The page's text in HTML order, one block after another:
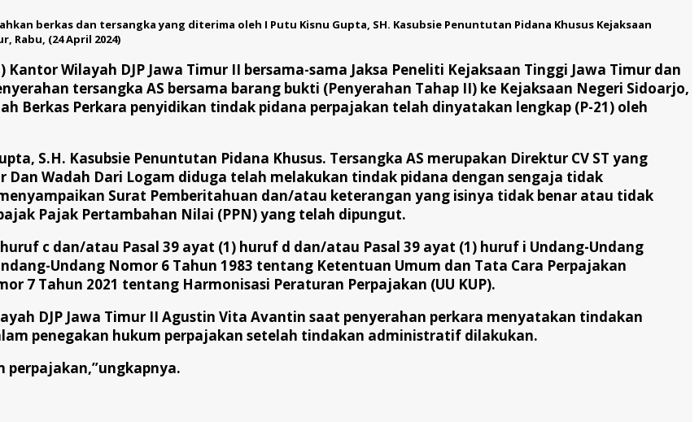
berkas dan tersangka yang diterima oleh I Putu Kisnu Gupta, SH. Kasubsie Penuntutan Pidana Khusus Kejaksaan
Rabu, (24 April 2024)
Kantor Wilayah DJP Jawa Timur II bersama-sama Jaksa Peneliti Kejaksaan Tinggi Jawa Timur dan
tersangka AS bersama barang bukti (Penyerahan Tahap II) ke Kejaksaan Negeri Sidoarjo,
Berkas Perkara penyidikan tindak pidana perpajakan telah dinyatakan lengkap (P-21) oleh
S.H. Kasubsie Penuntutan Pidana Khusus. Tersangka AS merupakan Direktur CV ST yang
Wadah Dari Logam diduga telah melakukan tindak pidana dengan sengaja tidak
Surat Pemberitahuan dan/atau keterangan yang isinya tidak benar atau tidak
Pajak Pertambahan Nilai (PPN) yang telah dipungut.
c dan/atau Pasal 39 ayat (1) huruf d dan/atau Pasal 39 ayat (1) huruf i Undang-Undang
Undang Nomor 6 Tahun 1983 tentang Ketentuan Umum dan Tata Cara Perpajakan
7 Tahun 2021 tentang Harmonisasi Peraturan Perpajakan (UU KUP).
DJP Jawa Timur II Agustin Vita Avantin saat penyerahan perkara menyatakan tindakan
penegakan hukum perpajakan setelah tindakan administratif dilakukan.
perpajakan,”ungkapnya.